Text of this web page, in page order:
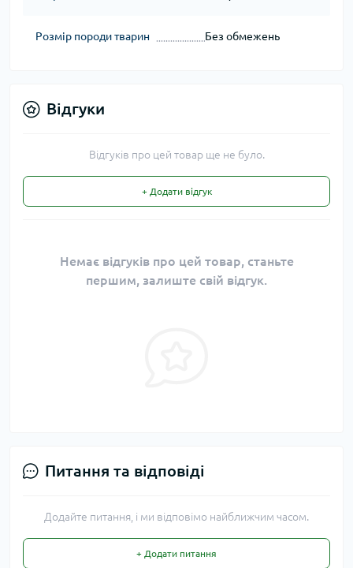
Розмір породи тварин Без обмежень
Відгуки
Відгуків про цей товар ще не було.
+ Додати відгук
Немає відгуків про цей товар, станьте
першим, залиште свій відгук.
Питання та відповіді
Додайте питання, і ми відповімо найближчим часом.
+ Додати питання